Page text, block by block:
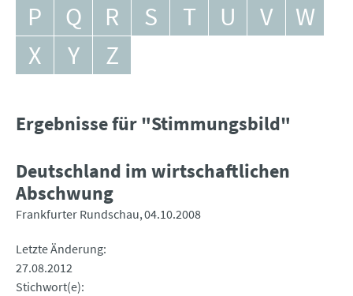
P
Q R S T U V
W
X
Y Z
Ergebnisse für "Stimmungsbild"
Deutschland im wirtschaftlichen
Abschwung
Frankfurter Rundschau 04.10.2008
Letzte Änderung
27.08.2012
Stichwort(e)